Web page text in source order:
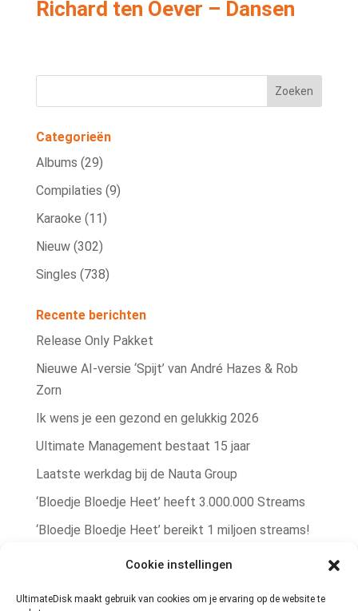
Cookie instellingen
UltimateDisk maakt gebruik van cookies om je ervaring op de website te
Richard ten Oever – Dansen
Categorieën
Albums (29)
Compilaties (9)
Karaoke (11)
Nieuw (302)
Singles (738)
Recente berichten
Release Only Pakket
Nieuwe AI‑versie ‘Spijt’ van André Hazes & Rob
Zorn
Ik wens je een gezond en gelukkig 2026
Ultimate Management bestaat 15 jaar
Laatste werkdag bij de Nauta Group
‘Bloedje Bloedje Heet’ heeft 3.000.000 Streams
‘Bloedje Bloedje Heet’ bereikt 1 miljoen streams!
Rob Zorn single ‘Bere Bere Koud’ winterhit!
zomerhit te pakken!